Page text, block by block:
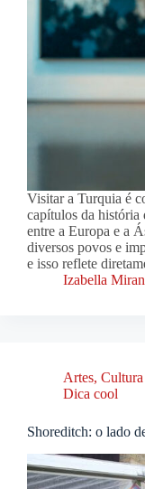
Visitar a Turquia é
capítulos da história
entre a Europa e a
diversos povos e
e isso reflete
Izabella
Artes,
Dica cool
Shoreditch: o lado